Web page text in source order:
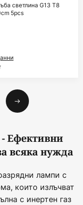
светлина G13 T8
5pcs
Следваща
Ефективни
всяка нужда
лампи с
които излъчват
с инертен газ